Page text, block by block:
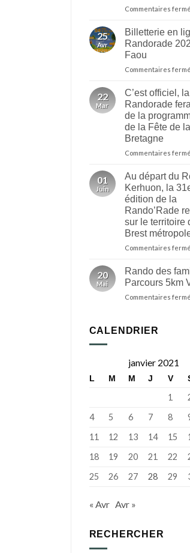
Commentaires
25
Avr
Billetterie en
Randorade
Faou
Commentaires
22
Mar
C’est officiel,
Randorade
de la
de la Fête de la
Bretagne
Commentaires
01
Juin
Au départ du
Kerhuon, la
édition de la
Rando’Rade
sur le territoire
Brest
Commentaires
20
Mai
Rando des
Parcours 5km
Commentaires
CALENDRIER
janvier 2021
L M M J V
1
4
5 6 7 8
11
12 13 14 15
18
19 20 21 22
25
26 27 28 29
« Avr Avr »
RECHERCHER